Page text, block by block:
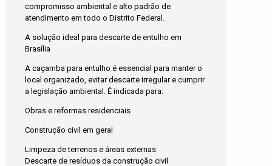
compromisso ambiental e alto padrão de
atendimento em todo o Distrito Federal.
A solução ideal para descarte de entulho em
Brasília
A caçamba para entulho é essencial para manter o
local organizado, evitar descarte irregular e cumprir
a legislação ambiental. É indicada para:
Obras e reformas residenciais
Construção civil em geral
Limpeza de terrenos e áreas externas
Descarte de resíduos da construção civil